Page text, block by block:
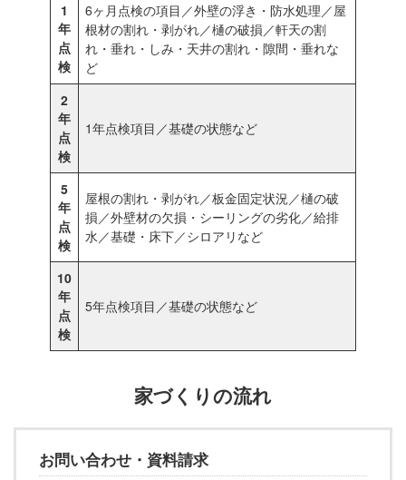
1
年
点
検
6ヶ月点検の項目／外壁の浮き・防水処理／屋
根材の割れ・剥がれ／樋の破損／軒天の割
れ・垂れ・しみ・天井の割れ・隙間・垂れな
ど
2
年
点
検
1年点検項目／基礎の状態など
5
年
点
検
屋根の割れ・剥がれ／板金固定状況／樋の破
損／外壁材の欠損・シーリングの劣化／給排
水／基礎・床下／シロアリなど
10
年
点
検
5年点検項目／基礎の状態など
家づくりの流れ
お問い合わせ・資料請求